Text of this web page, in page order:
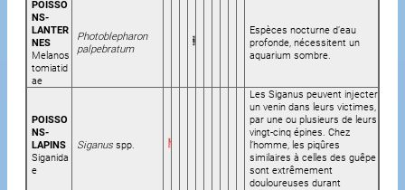
POISSO
NS-
LANTER
NES
Melanos
tomiatid
ae
Photoblepharon
palpebratum
Espèces nocturne d’eau
profonde, nécessitent un
aquarium sombre.
POISSO
NS-
LAPINS
Siganida
e
Siganusspp.
Les Siganus peuvent injecter
un venin dans leurs victimes,
par une ou plusieurs de leurs
vingt-cinq épines. Chez
l’homme, les piqûres
similaires à celles des guêpe
sont extrêmement
douloureuses durant